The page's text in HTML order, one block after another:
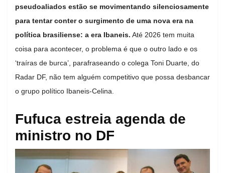
pseudoaliados estão se movimentando silenciosamente
para tentar conter o surgimento de uma nova era na
política brasiliense: a era Ibaneis. Até 2026 tem muita
coisa para acontecer, o problema é que o outro lado e os
‘traíras de burca’, parafraseando o colega Toni Duarte, do
Radar DF, não tem alguém competitivo que possa desbancar
o grupo político Ibaneis-Celina.
Fufuca estreia agenda de
ministro no DF